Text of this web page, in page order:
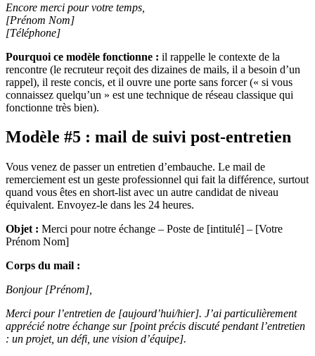
Encore merci pour votre temps,
[Prénom Nom]
[Téléphone]
Pourquoi ce modèle fonctionne : il rappelle le contexte de la
rencontre (le recruteur reçoit des dizaines de mails, il a besoin d’un
rappel), il reste concis, et il ouvre une porte sans forcer (« si vous
connaissez quelqu’un » est une technique de réseau classique qui
fonctionne très bien).
Modèle #5 : mail de suivi post-entretien
Vous venez de passer un entretien d’embauche. Le mail de
remerciement est un geste professionnel qui fait la différence, surtout
quand vous êtes en short-list avec un autre candidat de niveau
équivalent. Envoyez-le dans les 24 heures.
Objet : Merci pour notre échange – Poste de [intitulé] – [Votre
Prénom Nom]
Corps du mail :
Bonjour [Prénom],
Merci pour l’entretien de [aujourd’hui/hier]. J’ai particulièrement
apprécié notre échange sur [point précis discuté pendant l’entretien
: un projet, un défi, une vision d’équipe].